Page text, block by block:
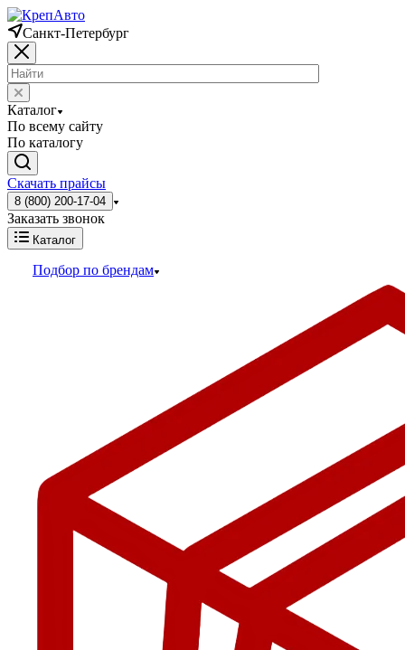
Санкт-Петербург
Каталог
По всему сайту
По каталогу
Скачать прайсы
8 (800) 200-17-04
Заказать звонок
Каталог
Подбор по брендам